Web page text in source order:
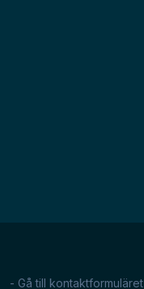
- Gå till kontaktformuläret